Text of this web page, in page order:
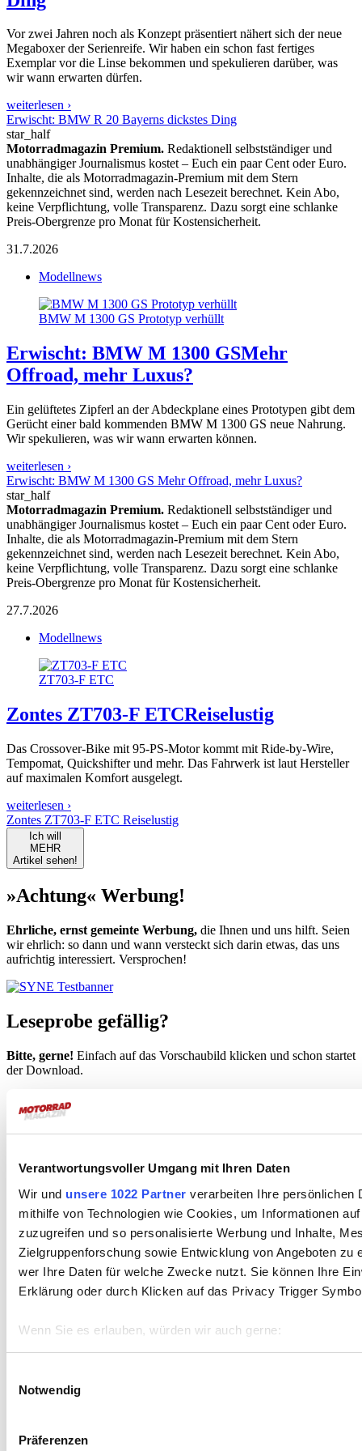
Verantwortungsvoller Umgang mit Ihren Daten
Wir und unsere 1022 Partner verarbeiten Ihre persönlichen
mithilfe von Technologien wie Cookies, um Informationen
zuzugreifen und so personalisierte Werbung und Inhalte,
Zielgruppenforschung sowie Entwicklung von Angeboten zu
wer Ihre Daten für welche Zwecke nutzt. Sie können Ihre
Erklärung oder durch Klicken auf das Privacy Trigger
Wenn Sie es erlauben, würden wir auch gerne:
Informationen über Ihre geografische Lage erfassen,
Ihr Gerät durch aktives Scannen nach bestimmten
Präferenzen im
Notwendig
Präferenzen
Vor zwei Jahren noch als Konzept präsentiert nähert sich der neue
Megaboxer der Serienreife. Wir haben ein schon fast fertiges
Exemplar vor die Linse bekommen und spekulieren darüber, was
wir wann erwarten dürfen.
weiterlesen ›
Erwischt: BMW R 20 Bayerns dickstes Ding
star_half
Motorradmagazin Premium. Redaktionell selbstständiger und
unabhängiger Journalismus kostet – Euch ein paar Cent oder Euro.
Inhalte, die als Motorradmagazin-Premium mit dem Stern
gekennzeichnet sind, werden nach Lesezeit berechnet. Kein Abo,
keine Verpflichtung, volle Transparenz. Dazu sorgt eine schlanke
Preis-Obergrenze pro Monat für Kostensicherheit.
31.7.2026
Modellnews
BMW M 1300 GS Prototyp verhüllt
Erwischt: BMW M 1300 GSMehr
Offroad, mehr Luxus?
Ein gelüftetes Zipferl an der Abdeckplane eines Prototypen gibt dem
Gerücht einer bald kommenden BMW M 1300 GS neue Nahrung.
Wir spekulieren, was wir wann erwarten können.
weiterlesen ›
Erwischt: BMW M 1300 GS Mehr Offroad, mehr Luxus?
star_half
Motorradmagazin Premium. Redaktionell selbstständiger und
unabhängiger Journalismus kostet – Euch ein paar Cent oder Euro.
Inhalte, die als Motorradmagazin-Premium mit dem Stern
gekennzeichnet sind, werden nach Lesezeit berechnet. Kein Abo,
keine Verpflichtung, volle Transparenz. Dazu sorgt eine schlanke
Preis-Obergrenze pro Monat für Kostensicherheit.
27.7.2026
Modellnews
ZT703-F ETC
Zontes ZT703-F ETCReiselustig
Das Crossover-Bike mit 95-PS-Motor kommt mit Ride-by-Wire,
Tempomat, Quickshifter und mehr. Das Fahrwerk ist laut Hersteller
auf maximalen Komfort ausgelegt.
weiterlesen ›
Zontes ZT703-F ETC Reiselustig
Ich will
MEHR
Artikel sehen!
»Achtung« Werbung!
Ehrliche, ernst gemeinte Werbung, die Ihnen und uns hilft. Seien
wir ehrlich: so dann und wann versteckt sich darin etwas, das uns
aufrichtig interessiert. Versprochen!
Leseprobe gefällig?
Bitte, gerne! Einfach auf das Vorschaubild klicken und schon startet
der Download.
4/2026
3/2026
1/2026
8/2025
7/2025